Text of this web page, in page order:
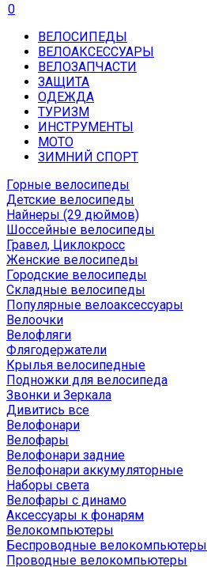
0
ВЕЛОСИПЕДЫ
ВЕЛОАКСЕССУАРЫ
ВЕЛОЗАПЧАСТИ
ЗАЩИТА
ОДЕЖДА
ТУРИЗМ
ИНСТРУМЕНТЫ
МОТО
ЗИМНИЙ СПОРТ
Горные велосипеды
Детские велосипеды
Найнеры (29 дюймов)
Шоссейные велосипеды
Гравел, Циклокросс
Женские велосипеды
Городcкие велосипеды
Складные велосипеды
Популярные велоаксессуары
Велоочки
Велофляги
Флягодержатели
Крылья велосипедные
Подножки для велосипеда
Звонки и Зеркала
Дивитись все
Велофонари
Велофары
Велофонари задние
Велофонари аккумуляторные
Наборы света
Велофары с динамо
Аксессуары к фонарям
Велокомпьютеры
Беспроводные велокомпьютеры
Проводные велокомпьютеры